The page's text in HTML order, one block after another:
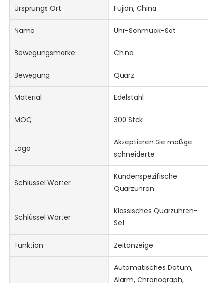
Ursprungs Ort Fujian, China
Name Uhr-Schmuck-Set
Bewegungsmarke China
Bewegung Quarz
Material Edelstahl
MOQ 300 Stck
Logo
Akzeptieren Sie maßge
schneiderte
Schlüssel Wörter
Kundenspezifische
Quarzuhren
Schlüssel Wörter
Klassisches Quarzuhren-
Set
Funktion Zeitanzeige
Automatisches Datum,
Alarm, Chronograph,